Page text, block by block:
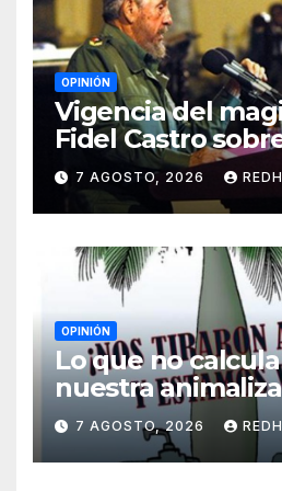
OPINIÓN
Vigencia del
Fidel Castro
del liderazgo
Por Jorge Luís
7 AGOSTO, 2026
OPINIÓN
Lo que no
nuestra
Laidi Fernández
7 AGOSTO, 2026